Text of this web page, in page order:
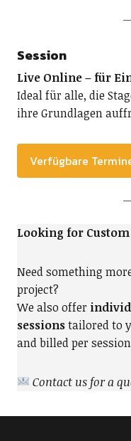
Session
Live Online – für
Ideal für alle, die
ihre Grundlagen
Verfügbare
Looking for
Need something
project?
We also offer
sessionstailored to
and billed per
Contact us for a